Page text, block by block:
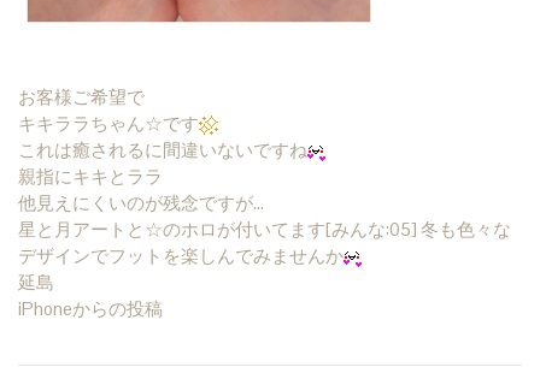
お客様ご希望で
キキララちゃん☆です
これは癒されるに間違いないですね
親指にキキとララ
他見えにくいのが残念ですが…
星と月アートと☆のホロが付いてます[みんな:05] 冬も色々な
デザインでフットを楽しんでみませんか
延島
iPhoneからの投稿